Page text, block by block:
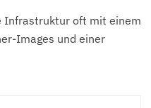
Infrastruktur oft mit einem
Images und einer